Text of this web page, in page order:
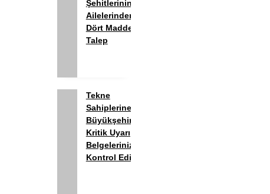
Şehitlerinin
Ailelerinden
Dört Maddelik
Talep
Tekne
Sahiplerine
Büyükşehir’den
Kritik Uyarı;
Belgelerinizi
Kontrol Edin!